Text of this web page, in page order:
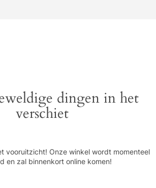
dingen in het
verschiet
vooruitzicht! Onze winkel wordt momenteel
en zal binnenkort online komen!